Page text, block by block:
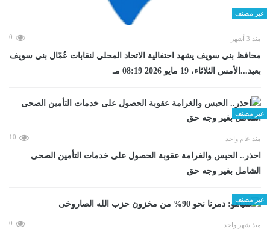
غير مصنف
منذ 3 أشهر 0
محافظ بني سويف يشهد احتفالية الاتحاد المحلي لنقابات عُمّال بني سويف
بعيد...الأمس الثلاثاء، 19 مايو 2026 08:19 مـ
غير مصنف
منذ عام واحد 10
احذر.. الحبس والغرامة عقوبة الحصول على خدمات التأمين الصحى
الشامل بغير وجه حق
غير مصنف
منذ شهر واحد 0